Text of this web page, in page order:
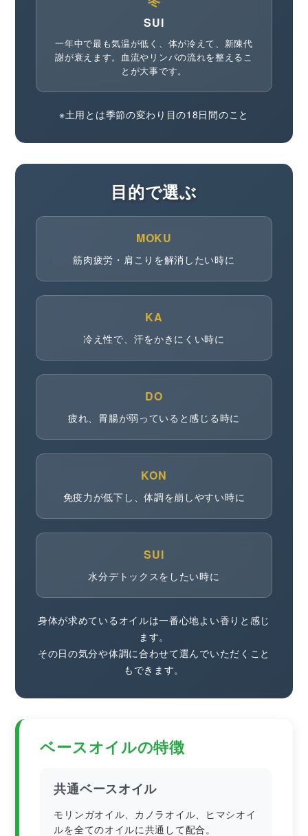
SUI
一年中で最も気温が低く、体が冷えて、新陳代
謝が衰えます。血流やリンパの流れを整えるこ
とが大事です。
※土用とは季節の変わり目の18日間のこと
目的で選ぶ
MOKU
筋肉疲労・肩こりを解消したい時に
KA
冷え性で、汗をかきにくい時に
DO
疲れ、胃腸が弱っていると感じる時に
KON
免疫力が低下し、体調を崩しやすい時に
SUI
水分デトックスをしたい時に
身体が求めているオイルは一番心地よい香りと感じ
ます。
その日の気分や体調に合わせて選んでいただくこと
もできます。
ベースオイルの特徴
共通ベースオイル
モリンガオイル、カノラオイル、ヒマシオイ
ルを全てのオイルに共通して配合。